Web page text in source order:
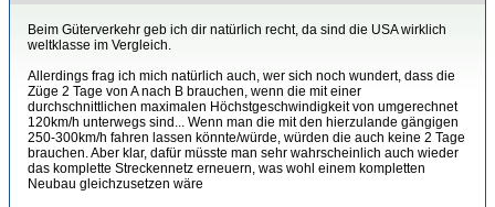
Beim Güterverkehr geb ich dir natürlich recht, da sind die USA wirklich
weltklasse im Vergleich.
Allerdings frag ich mich natürlich auch, wer sich noch wundert, dass die
Züge 2 Tage von A nach B brauchen, wenn die mit einer
durchschnittlichen maximalen Höchstgeschwindigkeit von umgerechnet
120km/h unterwegs sind... Wenn man die mit den hierzulande gängigen
250-300km/h fahren lassen könnte/würde, würden die auch keine 2 Tage
brauchen. Aber klar, dafür müsste man sehr wahrscheinlich auch wieder
das komplette Streckennetz erneuern, was wohl einem kompletten
Neubau gleichzusetzen wäre